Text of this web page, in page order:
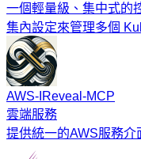
一個輕量級、集中式的
集內設定來管理多個
AWS‑IReveal‑MCP
雲端服務
提供統一的AWS服務介